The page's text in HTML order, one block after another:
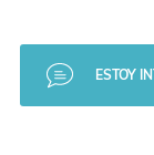
ESTOY